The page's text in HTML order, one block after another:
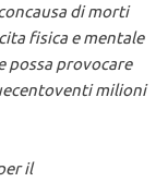
di morti
fisica e mentale
possa provocare
milioni
il